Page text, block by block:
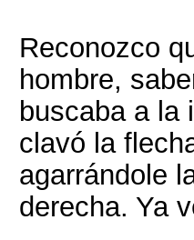
Reconozco
hombre,
buscaba a la
clavó la
agarrándole
derecha. Ya